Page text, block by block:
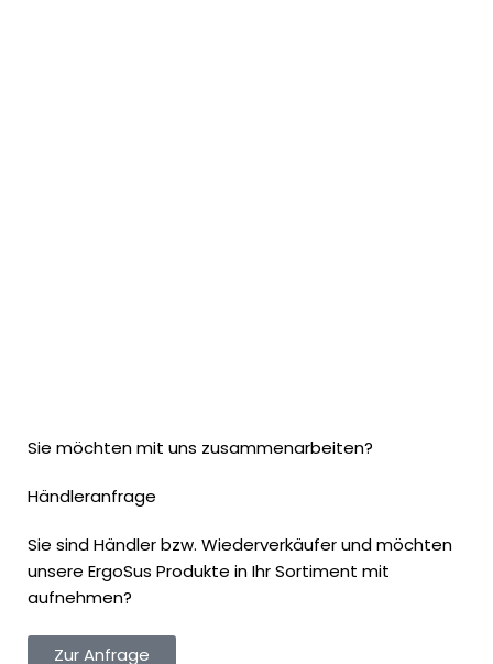
Sie möchten mit uns zusammenarbeiten?
Händleranfrage
Sie sind Händler bzw. Wiederverkäufer und möchten
unsere ErgoSus Produkte in Ihr Sortiment mit
aufnehmen?
Zur Anfrage